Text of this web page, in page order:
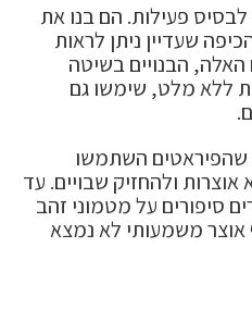
פעילות. הם בנו את
שעדיין ניתן לראות
הבנויים בשיטה
ללא מלט, שימשו גם
השתמשו
ולהחזיק שבויים. עד
סיפורים על מטמוני זהב
אוצר משמעותי לא נמצא